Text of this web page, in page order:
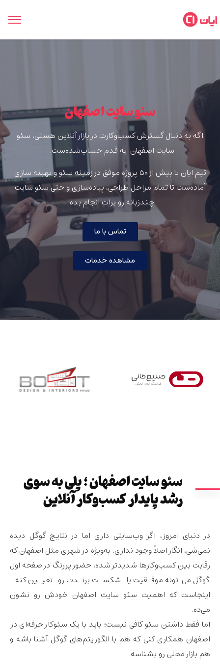
سئو سایت اصفهان
اگه به دنبال گسترش کسب‌وکارت در بازار آنلاین هستی، سئو
سایت اصفهان یه قدم حساب‌شده‌ست.
تیم ایان با بیش از ۵۰ پروژه موفق در زمینه سئو و بهینه سازی
آماده‌ست تا تمام مراحل طراحی، پیاده‌سازی و حتی سئو سایت
چندزبانه رو برات انجام بده
تماس با ما
مشاهده خدمات
سئو سایت اصفهان ؛ پلی به سوی
رشد پایدار کسب‌وکار آنلاین
در دنیای امروز، اگر وب‌سایتی داری اما در نتایج گوگل دیده
نمی‌شی، انگار اصلاً وجود نداری. به‌ویژه در شهری مثل اصفهانکه
رقابت بین کسب‌وکارها شدیدتر شده، حضور پررنگ در صفحه اول
گوگل می‌تونه موفقیت یا شکست برندت رو تعیین کنه.
اینجاست که اهمیت سئو سایت اصفهان خودش رو نشون
می‌ده.
اما فقط داشتن سئو کافی نیست؛ باید با یک سئوکار حرفه‌ای در
اصفهان همکاری کنی که هم با الگوریتم‌های گوگل آشنا باشه و
هم بازار محلی رو بشناسه.